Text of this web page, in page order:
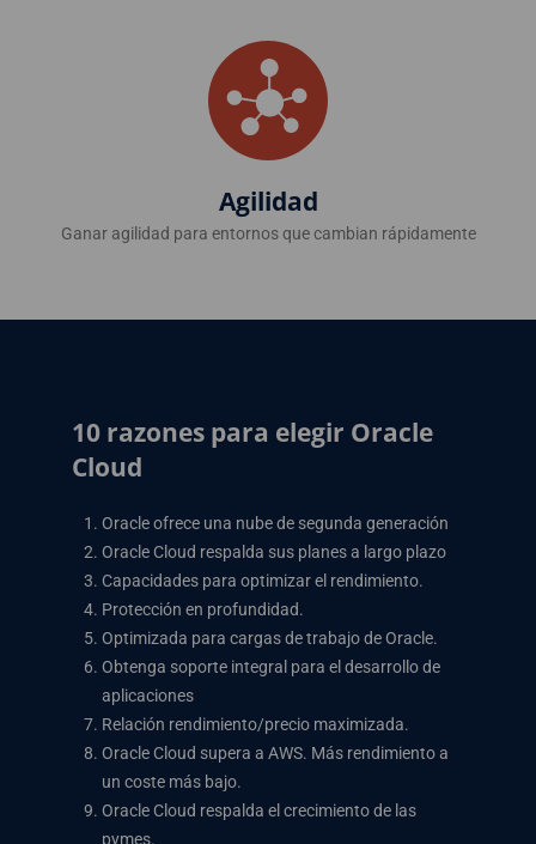
Agilidad
Ganar agilidad para entornos que cambian rápidamente
10 razones para elegir Oracle
Cloud
Oracle ofrece una nube de segunda generación
Oracle Cloud respalda sus planes a largo plazo
Capacidades para optimizar el rendimiento.
Protección en profundidad.
Optimizada para cargas de trabajo de Oracle.
Obtenga soporte integral para el desarrollo de
aplicaciones
Relación rendimiento/precio maximizada.
Oracle Cloud supera a AWS. Más rendimiento a
un coste más bajo.
Oracle Cloud respalda el crecimiento de las
pymes.